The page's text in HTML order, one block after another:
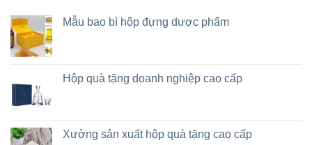
Mẫu bao bì hộp đựng dược phẩm
Hộp quà tặng doanh nghiệp cao cấp
Xưởng sản xuất hộp quà tặng cao cấp